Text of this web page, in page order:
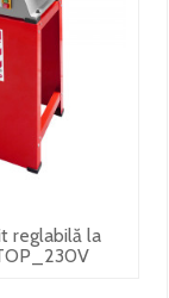
reglabilă la